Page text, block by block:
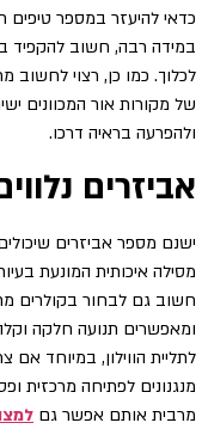
כדאי להיעזר במספר
במידה רבה, חשוב להקפיד
לכלוך. כמו כן, רצוי לחשוב
של מקורות אור המכוונים
ולהפרעה בראיה דרכו.
אביזרים
ישנם מספר אביזרים
מסילה איכותית המונעת
חשוב גם לבחור בקולרים
ומאפשרים תנועה חלקה
לתליית הווילון, במיוחד אם
מנגנונים לפתיחה מרכזית
מרבית אותם אפשר גם